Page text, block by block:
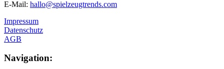
E-Mail: hallo@spielzeugtrends.com
Impressum
Datenschutz
AGB
Navigation: